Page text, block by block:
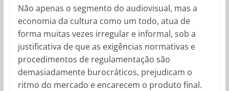
Não apenas o segmento do audiovisual, mas a
economia da cultura como um todo, atua de
forma muitas vezes irregular e informal, sob a
justificativa de que as exigências normativas e
procedimentos de regulamentação são
demasiadamente burocráticos, prejudicam o
ritmo do mercado e encarecem o produto final.